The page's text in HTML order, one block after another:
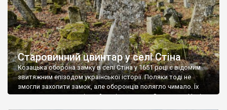
Старовинний цвинтар у селі Стіна
Козацька оборона замку в селі Стіна у 1651 році є відомим
звитяжним епізодом української історії. Поляки тоді не
змогли захопити замок, але оборонців полягло чимало. Їх
поховали на цвинтарі, який тоді називався Замковим. Нині на